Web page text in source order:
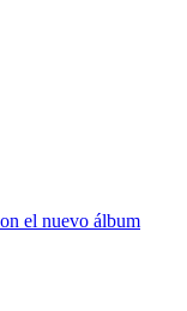
el nuevo álbum